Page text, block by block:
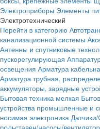
Электроприборы Элементы
Электротехнический
Перейти в категорию
канализационной системы
Антенны и спутниковые
пускорегулирующая
освещения Арматура
Арматура трубная,
аккумуляторы, зарядные
Бытовая техника мелкая
устройства промышленные и
носимая электроника
рольставен/насосы/